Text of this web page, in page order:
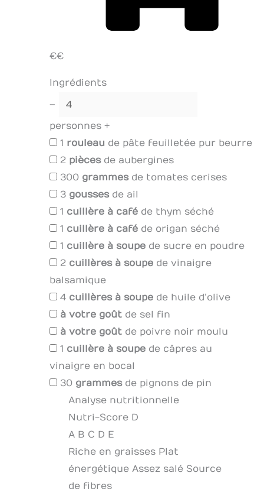
€€
Ingrédients
–
personnes +
1 rouleau de pâte feuilletée pur beurre
2 piècesde aubergines
300 grammesde tomates cerises
3 goussesde ail
1 cuillère à café de thym séché
1 cuillère à café de origan séché
1 cuillère à soupe de sucre en poudre
2 cuillères à soupe de vinaigre
balsamique
4 cuillères à soupe de huile d’olive
à votre goût de sel fin
à votre goût de poivre noir moulu
1 cuillère à soupe de câpres au
vinaigre en bocal
30 grammesde pignons de pin
Analyse nutritionnelle
Nutri-Score D
A B C D E
Riche en graisses Plat
énergétique Assez salé Source
de fibres